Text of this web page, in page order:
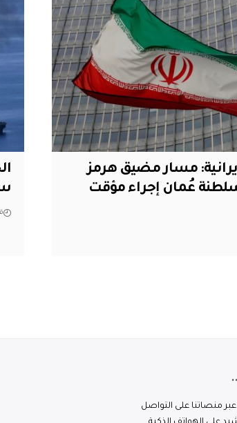
مسار مضيق هرمز
عُمان إجراء مؤقت
منصاتنا على التواصل